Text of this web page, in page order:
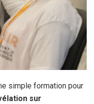
simple formation pour
sur